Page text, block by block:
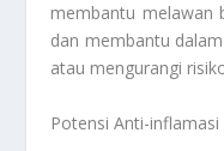
membantu melawan
dan membantu
atau mengurangi
Potensi Anti-inflamasi